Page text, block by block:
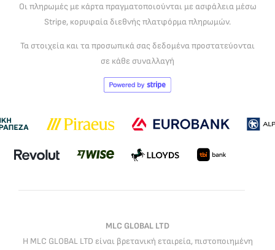
Οι πληρωμές με κάρτα πραγματοποιούνται με ασφάλεια μέσω
Stripe, κορυφαία διεθνής πλατφόρμα πληρωμών.
Τα στοιχεία και τα προσωπικά σας δεδομένα προστατεύονται
σε κάθε συναλλαγή
MLC GLOBAL LTD
Η MLC GLOBAL LTD είναι βρετανική εταιρεία, πιστοποιημένη